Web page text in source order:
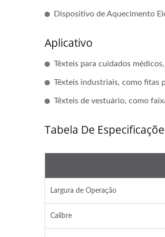
Dispositivo de Aquecimento
Aplicativo
Têxteis para cuidados
Têxteis industriais, como fitas
Têxteis de vestuário, como
Tabela De
Largura de Operação
Calibre